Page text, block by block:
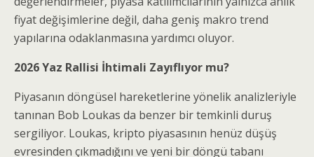
fiyat değişimlerine değil, daha geniş makro trend
yapılarına odaklanmasına yardımcı oluyor.
2026 Yaz Rallisi İhtimali Zayıflıyor mu?
Piyasanın döngüsel hareketlerine yönelik analizleriyle
tanınan Bob Loukas da benzer bir temkinli duruş
sergiliyor. Loukas, kripto piyasasının henüz düşüş
evresinden çıkmadığını ve yeni bir döngü tabanı